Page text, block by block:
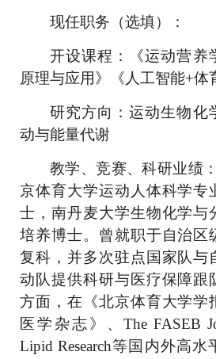
现任职务（选填）：
开设课程：《运动营养
原理与应用》《人工智能+体
研究方向：运动生物化
动与能量代谢
教学、竞赛、科研业绩
京体育大学运动人体科学专
士，南丹麦大学生物化学与
培养博士。曾就职于自治区
复科，并多次驻点国家队与
动队提供科研与医疗保障跟
方面，在《北京体育大学学
医学杂志》、The FASEB
Lipid Research等国内外高